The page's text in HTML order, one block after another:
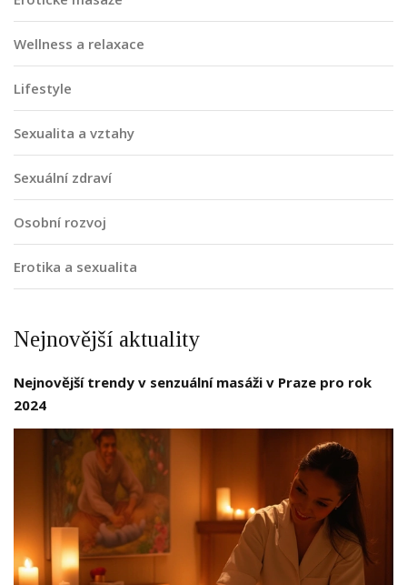
Wellness a relaxace
Lifestyle
Sexualita a vztahy
Sexuální zdraví
Osobní rozvoj
Erotika a sexualita
Nejnovější aktuality
Nejnovější trendy v senzuální masáži v Praze pro rok
2024